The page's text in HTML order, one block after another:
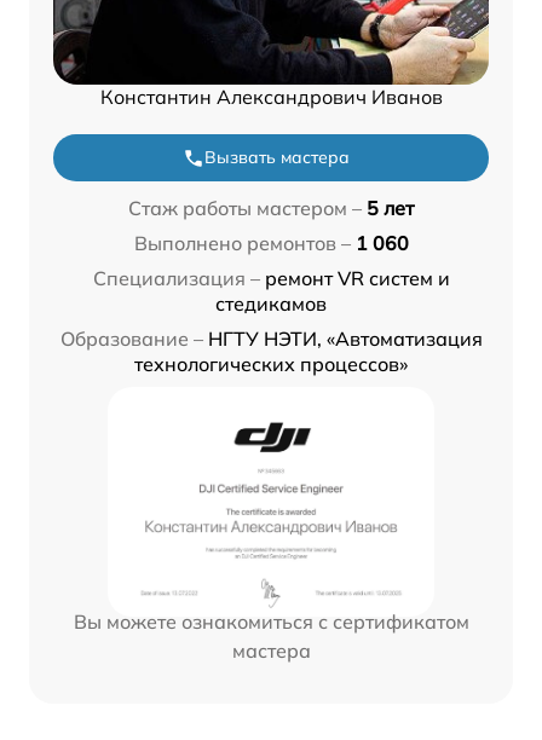
Константин Александрович Иванов
Вызвать мастера
Стаж работы мастером – 5 лет
Выполнено ремонтов – 1 060
Специализация – ремонт VR систем и
стедикамов
Образование – НГТУ НЭТИ, «Автоматизация
технологических процессов»
Вы можете ознакомиться с сертификатом
мастера